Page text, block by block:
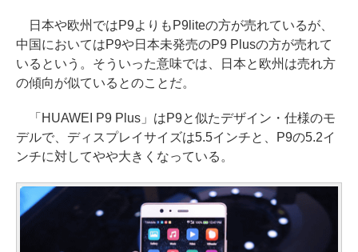
日本や欧州ではP9よりもP9liteの方が売れているが、
中国においてはP9や日本未発売のP9 Plusの方が売れて
いるという。そういった意味では、日本と欧州は売れ方
の傾向が似ているとのことだ。
「HUAWEI P9 Plus」はP9と似たデザイン・仕様のモ
デルで、ディスプレイサイズは5.5インチと、P9の5.2イ
ンチに対してやや大きくなっている。